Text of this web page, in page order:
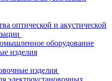
оптической и акустической
оборудование
изделия
изделия
электроустановочных